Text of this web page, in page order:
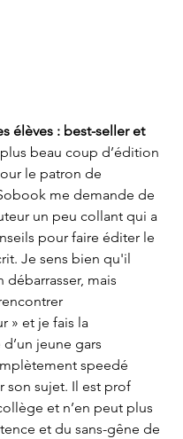
élèves : best-seller et
beau coup d’édition
le patron de
me demande de
un peu collant qui a
pour faire éditer le
Je sens bien qu'il
débarrasser, mais
» et je fais la
jeune gars
speedé
son sujet. Il est prof
et n’en peut plus
et du sans-gêne de